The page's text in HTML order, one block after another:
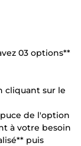
03 options**
cliquant sur le
de l'option
à votre besoin
puis